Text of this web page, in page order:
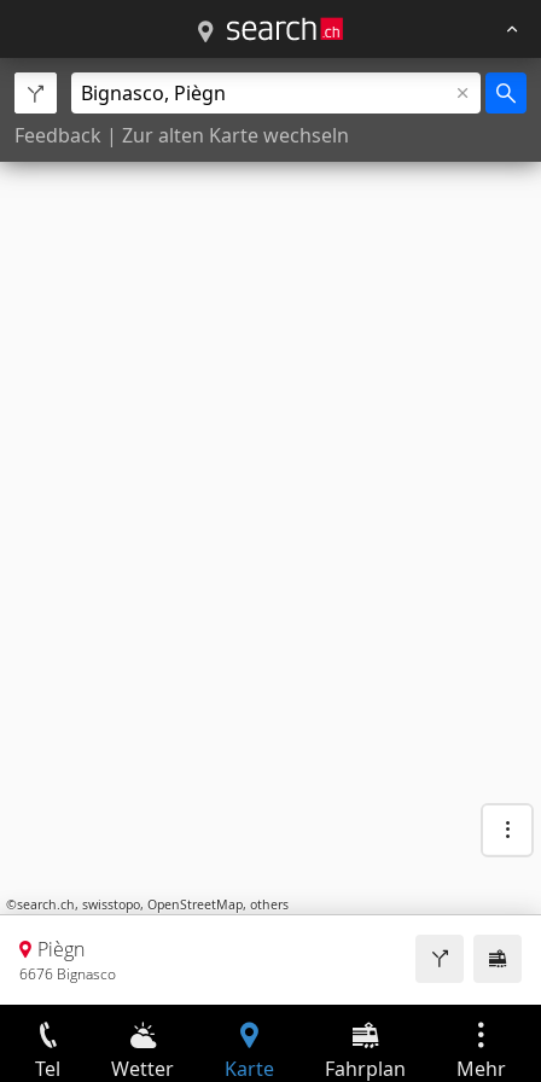
Feedback | Zur alten Karte wechseln
©search.ch, swisstopo, OpenStreetMap, others
Piègn
6676 Bignasco
Tel Wetter Karte Fahrplan Mehr